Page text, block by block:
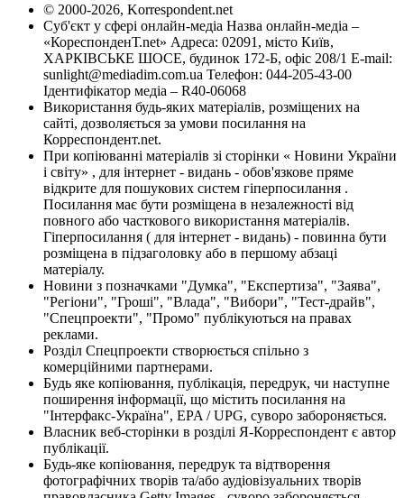
© 2000-2026, Korrespondent.net
Суб'єкт у сфері онлайн-медіа Назва онлайн-медіа –
«КореспонденТ.net» Адреса: 02091, місто Київ,
ХАРКІВСЬКЕ ШОСЕ, будинок 172-Б, офіс 208/1 E-mail:
sunlight@mediadim.com.ua Телефон: 044-205-43-00
Ідентифікатор медіа – R40-06068
Використання будь-яких матеріалів, розміщених на
сайті, дозволяється за умови посилання на
Корреспондент.net.
При копіюванні матеріалів зі сторінки « Новини України
і світу» , для інтернет - видань - обов'язкове пряме
відкрите для пошукових систем гіперпосилання .
Посилання має бути розміщена в незалежності від
повного або часткового використання матеріалів.
Гіперпосилання ( для інтернет - видань) - повинна бути
розміщена в підзаголовку або в першому абзаці
матеріалу.
Новини з позначками "Думка", "Експертиза", "Заява",
"Регіони", "Гроші", "Влада", "Вибори", "Тест-драйв",
"Спецпроекти", "Промо" публікуються на правах
реклами.
Розділ Спецпроекти створюється спільно з
комерційними партнерами.
Будь яке копіювання, публікація, передрук, чи наступне
поширення інформації, що містить посилання на
"Інтерфакс-Україна", EPA / UPG, суворо забороняється.
Власник веб-сторінки в розділі Я-Корреспондент є автор
публікації.
Будь-яке копіювання, передрук та відтворення
фотографічних творів та/або аудіовізуальних творів